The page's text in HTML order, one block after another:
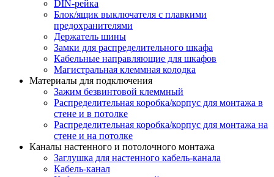
DIN-рейка
Блок/ящик выключателя с плавкими
предохранителями
Держатель шины
Замки для распределительного шкафа
Кабельные направляющие для шкафов
Магистральная клеммная колодка
Материалы для подключения
Зажим безвинтовой клеммный
Распределительная коробка/корпус для монтажа в
стене и в потолке
Распределительная коробка/корпус для монтажа на
стене и на потолке
Каналы настенного и потолочного монтажа
Заглушка для настенного кабель-канала
Кабель-канал